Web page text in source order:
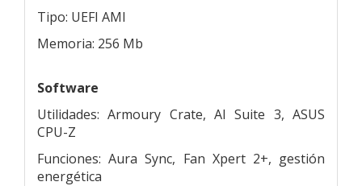
Tipo: UEFI AMI
Memoria: 256 Mb
Software
Utilidades: Armoury Crate, AI Suite 3, ASUS
CPU-Z
Funciones: Aura Sync, Fan Xpert 2+, gestión
energética